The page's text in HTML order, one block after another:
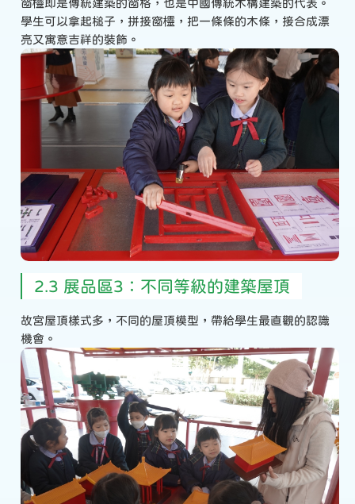
窗欞即是傳統建築的窗格，也是中國傳統木構建築的代表。
學生可以拿起槌子，拼接窗欞，把一條條的木條，接合成漂
亮又寓意吉祥的裝飾。
2.3 展品區3：不同等級的建築屋頂
故宮屋頂樣式多，不同的屋頂模型，帶給學生最直觀的認識
機會。